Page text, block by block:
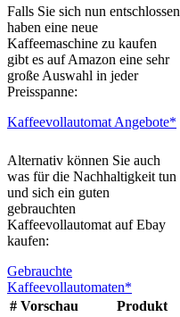
Falls Sie sich nun entschlossen
haben eine neue
Kaffeemaschine zu kaufen
gibt es auf Amazon eine sehr
große Auswahl in jeder
Preisspanne:
Kaffeevollautomat Angebote*
Alternativ können Sie auch
was für die Nachhaltigkeit tun
und sich ein guten
gebrauchten
Kaffeevollautomat auf Ebay
kaufen:
Gebrauchte
Kaffeevollautomaten*
# Vorschau Produkt